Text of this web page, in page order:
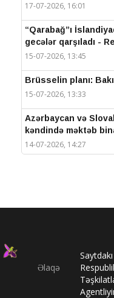
17-07-2026, 16:01
“Qarabağ”ı
gecələr qarşıladı -
15-07-2026, 13:45
Brüsselin planı:
15-07-2026, 13:33
Azərbaycan və
kəndində məktəb
14-07-2026, 14:27
Prezidentlər Şuşada
Elməddin Behbud:
beynəlxalq media
platformasına
14-07-2026, 14:24
Əlaqə